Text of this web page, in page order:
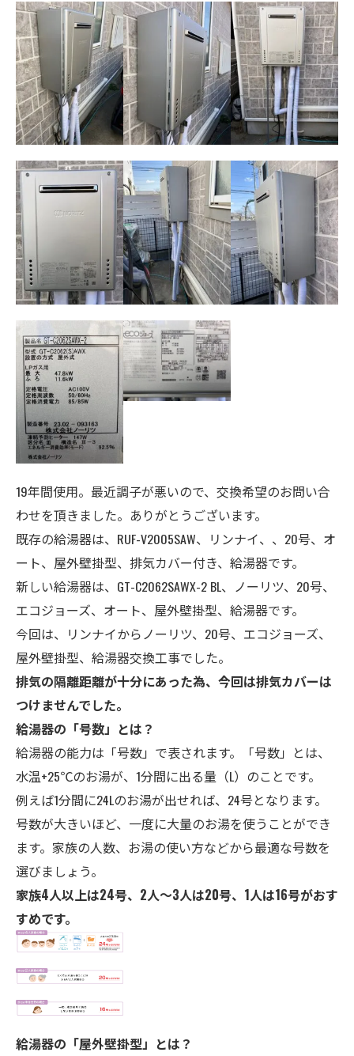
19年間使用。最近調子が悪いので、交換希望のお問い合
わせを頂きました。ありがとうございます。
既存の給湯器は、RUF-V2005SAW、リンナイ、、20号、オ
ート、屋外壁掛型、排気カバー付き、給湯器です。
新しい給湯器は、GT-C2062SAWX-2 BL、ノーリツ、20号、
エコジョーズ、オート、 屋外壁掛型、給湯器です。
今回は、リンナイからノーリツ、20号、エコジョーズ、
屋外壁掛型、給湯器交換工事でした。
排気の隔離距離が十分にあった為、今回は排気カバーは
つけませんでした。
給湯器の「号数」とは？
給湯器の能力は「号数」で表されます。「号数」とは、
水温+25℃のお湯が、1分間に出る量（L）のことです。
例えば1分間に24Lのお湯が出せれば、24号となります。
号数が大きいほど、一度に大量のお湯を使うことができ
ます。家族の人数、お湯の使い方などから最適な号数を
選びましょう。
家族4人以上は24号、2人～3人は20号、1人は16号がおす
すめです。
給湯器の「屋外壁掛型」とは？